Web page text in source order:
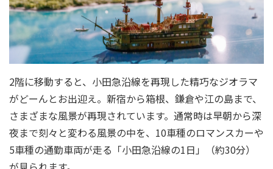
2階に移動すると、小田急沿線を再現した精巧なジオラマ
がどーんとお出迎え。新宿から箱根、鎌倉や江の島まで、
さまざまな風景が再現されています。通常時は早朝から深
夜まで刻々と変わる風景の中を、10車種のロマンスカーや
5車種の通勤車両が走る「小田急沿線の1日」（約30分）